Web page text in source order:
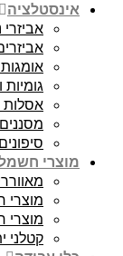
אינסטלציה
אסלות
מוצרי
מוצרי
מוצרי
קטלני